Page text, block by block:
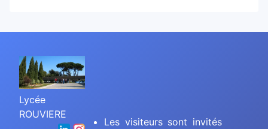
Lycée
ROUVIERE
Les visiteurs sont invités